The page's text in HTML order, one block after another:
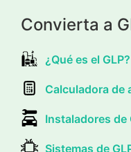
Convierta a
¿Qué es el GLP?
Calculadora de
Instaladores de
Sistemas de